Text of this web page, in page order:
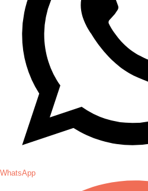
WhatsApp